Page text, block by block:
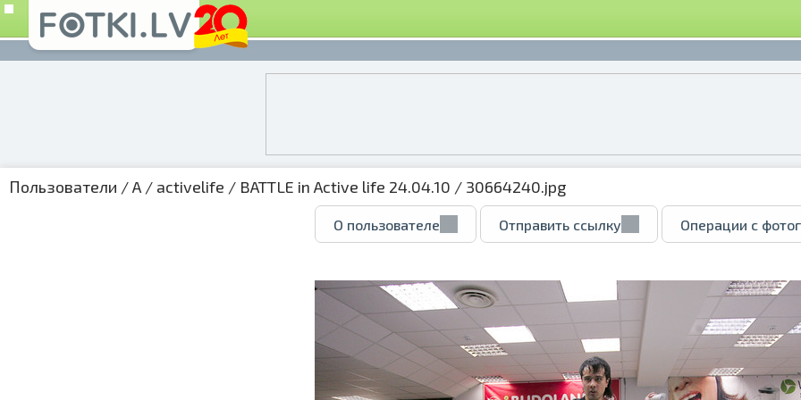
Пользователи /A / activelife / BATTLE in Active life 24.04.10 / 30664240.jpg
О пользователе Отправить ссылку Операции с